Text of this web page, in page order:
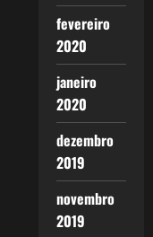
fevereiro
2020
janeiro
2020
dezembro
2019
novembro
2019